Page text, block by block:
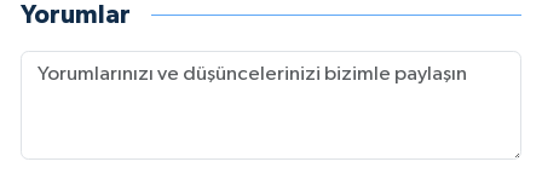
Yorumlar